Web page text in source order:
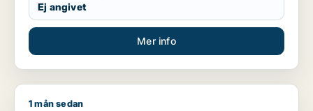
Ej angivet
Mer info
Carina söker kontor, butik eller klinik för uthyrning i
1 mån sedan